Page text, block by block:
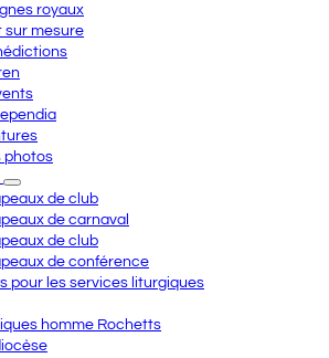
royaux
sur mesure
photos
de club
de carnaval
de club
de conférence
pour les services liturgiques
homme Rochetts